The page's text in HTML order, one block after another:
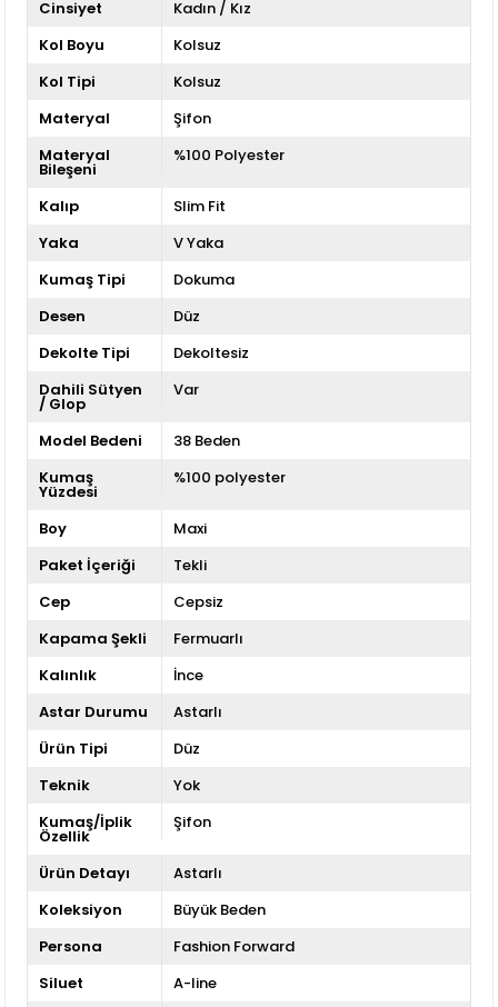
Cinsiyet
Kadın / Kız
Kol Boyu
Kolsuz
Kol Tipi
Kolsuz
Materyal
Şifon
Materyal
Bileşeni
%100 Polyester
Kalıp
Slim Fit
Yaka
V Yaka
Kumaş Tipi
Dokuma
Desen
Düz
Dekolte Tipi
Dekoltesiz
Dahili Sütyen
/ Glop
Var
Model Bedeni
38 Beden
Kumaş
Yüzdesi
%100 polyester
Boy
Maxi
Paket İçeriği
Tekli
Cep
Cepsiz
Kapama Şekli
Fermuarlı
Kalınlık
İnce
Astar Durumu
Astarlı
Ürün Tipi
Düz
Teknik
Yok
Kumaş/İplik
Özellik
Şifon
Ürün Detayı
Astarlı
Koleksiyon
Büyük Beden
Persona
Fashion Forward
Siluet
A-line